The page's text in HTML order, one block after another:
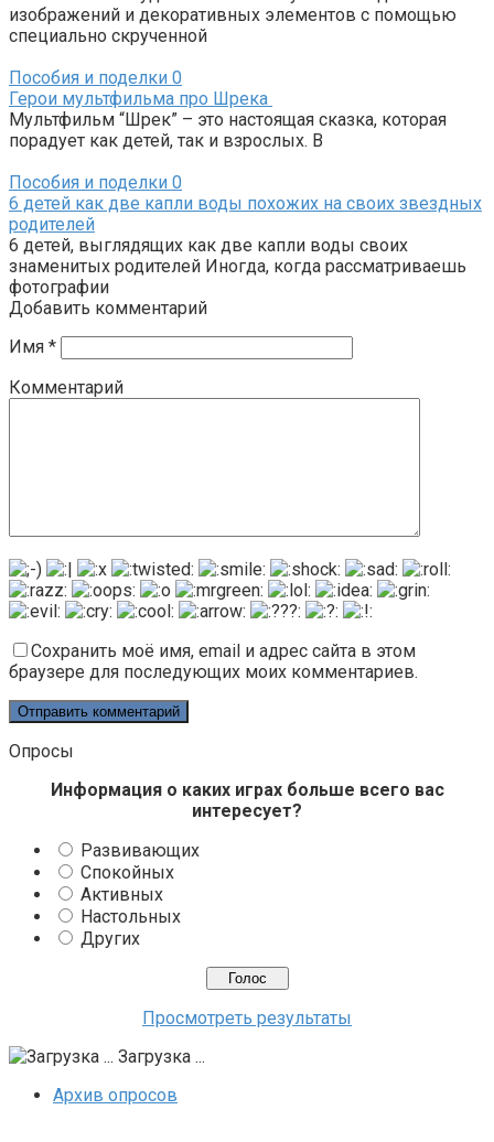
изображений и декоративных элементов с помощью
специально скрученной
Пособия и поделки 0
Герои мультфильма про Шрека
Мультфильм “Шрек” – это настоящая сказка, которая
порадует как детей, так и взрослых. В
Пособия и поделки 0
6 детей как две капли воды похожих на своих звездных
родителей
6 детей, выглядящих как две капли воды своих
знаменитых родителей Иногда, когда рассматриваешь
фотографии
Добавить комментарий
Имя *
Комментарий
Сохранить моё имя, email и адрес сайта в этом
браузере для последующих моих комментариев.
Опросы
Информация о каких играх больше всего вас
интересует?
Развивающих
Спокойных
Активных
Настольных
Других
Просмотреть результаты
Загрузка ...
Архив опросов